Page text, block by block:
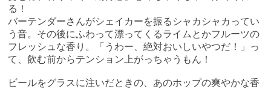
る！
バーテンダーさんがシェイカーを振るシャカシャカってい
う音。その後にふわって漂ってくるライムとかフルーツの
フレッシュな香り。「うわー、絶対おいしいやつだ！」っ
て、飲む前からテンション上がっちゃうもん！
ビールをグラスに注いだときの、あのホップの爽やかな香